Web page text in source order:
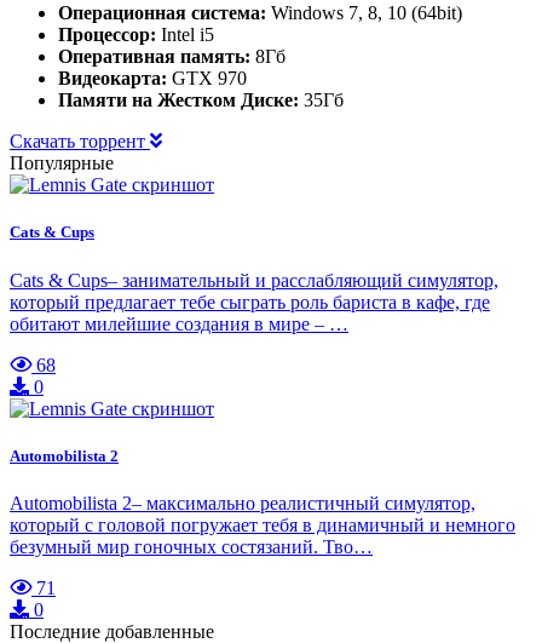
Операционная система: Windows 7, 8, 10 (64bit)
Процессор: Intel i5
Оперативная память: 8Гб
Видеокарта: GTX 970
Памяти на Жестком Диске: 35Гб
Скачать торрент
Популярные
Cats & Cups
Cats & Cups– занимательный и расслабляющий симулятор,
который предлагает тебе сыграть роль бариста в кафе, где
обитают милейшие создания в мире – …
68
0
Automobilista 2
Automobilista 2– максимально реалистичный симулятор,
который с головой погружает тебя в динамичный и немного
безумный мир гоночных состязаний. Тво…
71
0
Последние добавленные